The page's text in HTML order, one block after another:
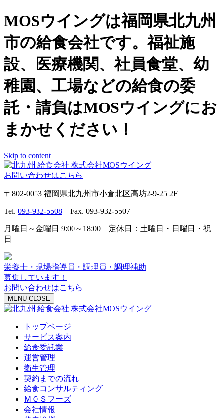
MOSウイングは福岡県北九州
市の給食会社です。福祉施
設、医療機関、社員食堂、幼
稚園、工場などの給食の委
託・請負はMOSウイングにお
まかせください！
Skip to content
お問い合わせはこちら
〒802-0053 福岡県北九州市小倉北区高坊2-9-25 2F
Tel. 093-932-5508 Fax. 093-932-5507
月曜日～金曜日 9:00～18:00 定休日：土曜日・日曜日・祝
日
栄養士・現場指導員・調理員・調理補助
募集しています！
お問い合わせはこちら
MENU CLOSE
トップページ
サービス案内
給食委託業
運営管理
衛生管理
契約までの流れ
給食コンサルティング
ＭＯＳフーズ
会社情報